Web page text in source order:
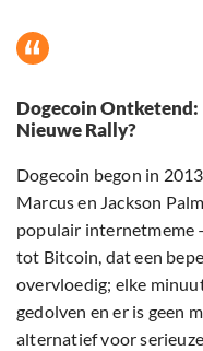
Dogecoin Ontketend:
Nieuwe Rally?
Dogecoin begon in
Marcus en Jackson
populair internetmeme
tot Bitcoin, dat een
overvloedig; elke
gedolven en er is geen
alternatief voor